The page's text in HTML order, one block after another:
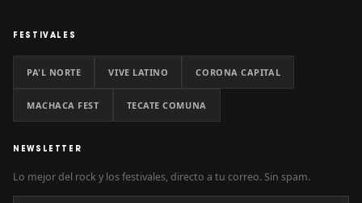
FESTIVALES
PA'L NORTE VIVE LATINO CORONA CAPITAL
MACHACA FEST TECATE COMUNA
NEWSLETTER
Lo mejor del rock y los festivales, directo a tu correo. Sin spam.